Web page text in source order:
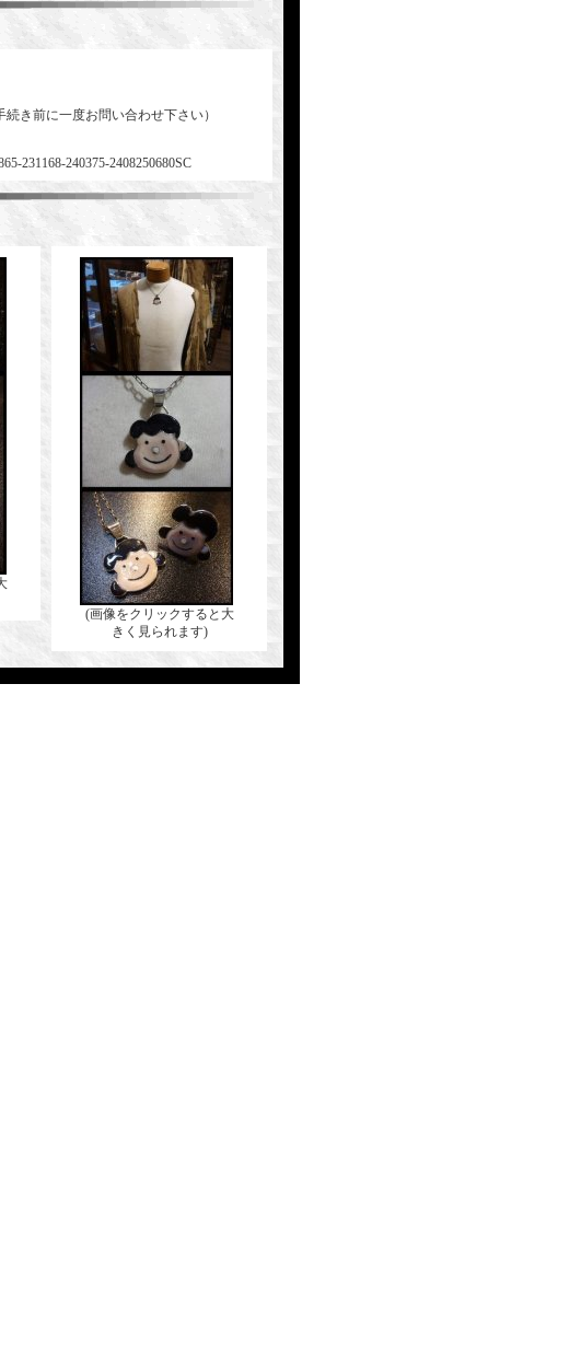
き前に一度お問い合わせ下さい）
231168-240375-2408250680SC
(画像をクリックすると大
きく見られます)